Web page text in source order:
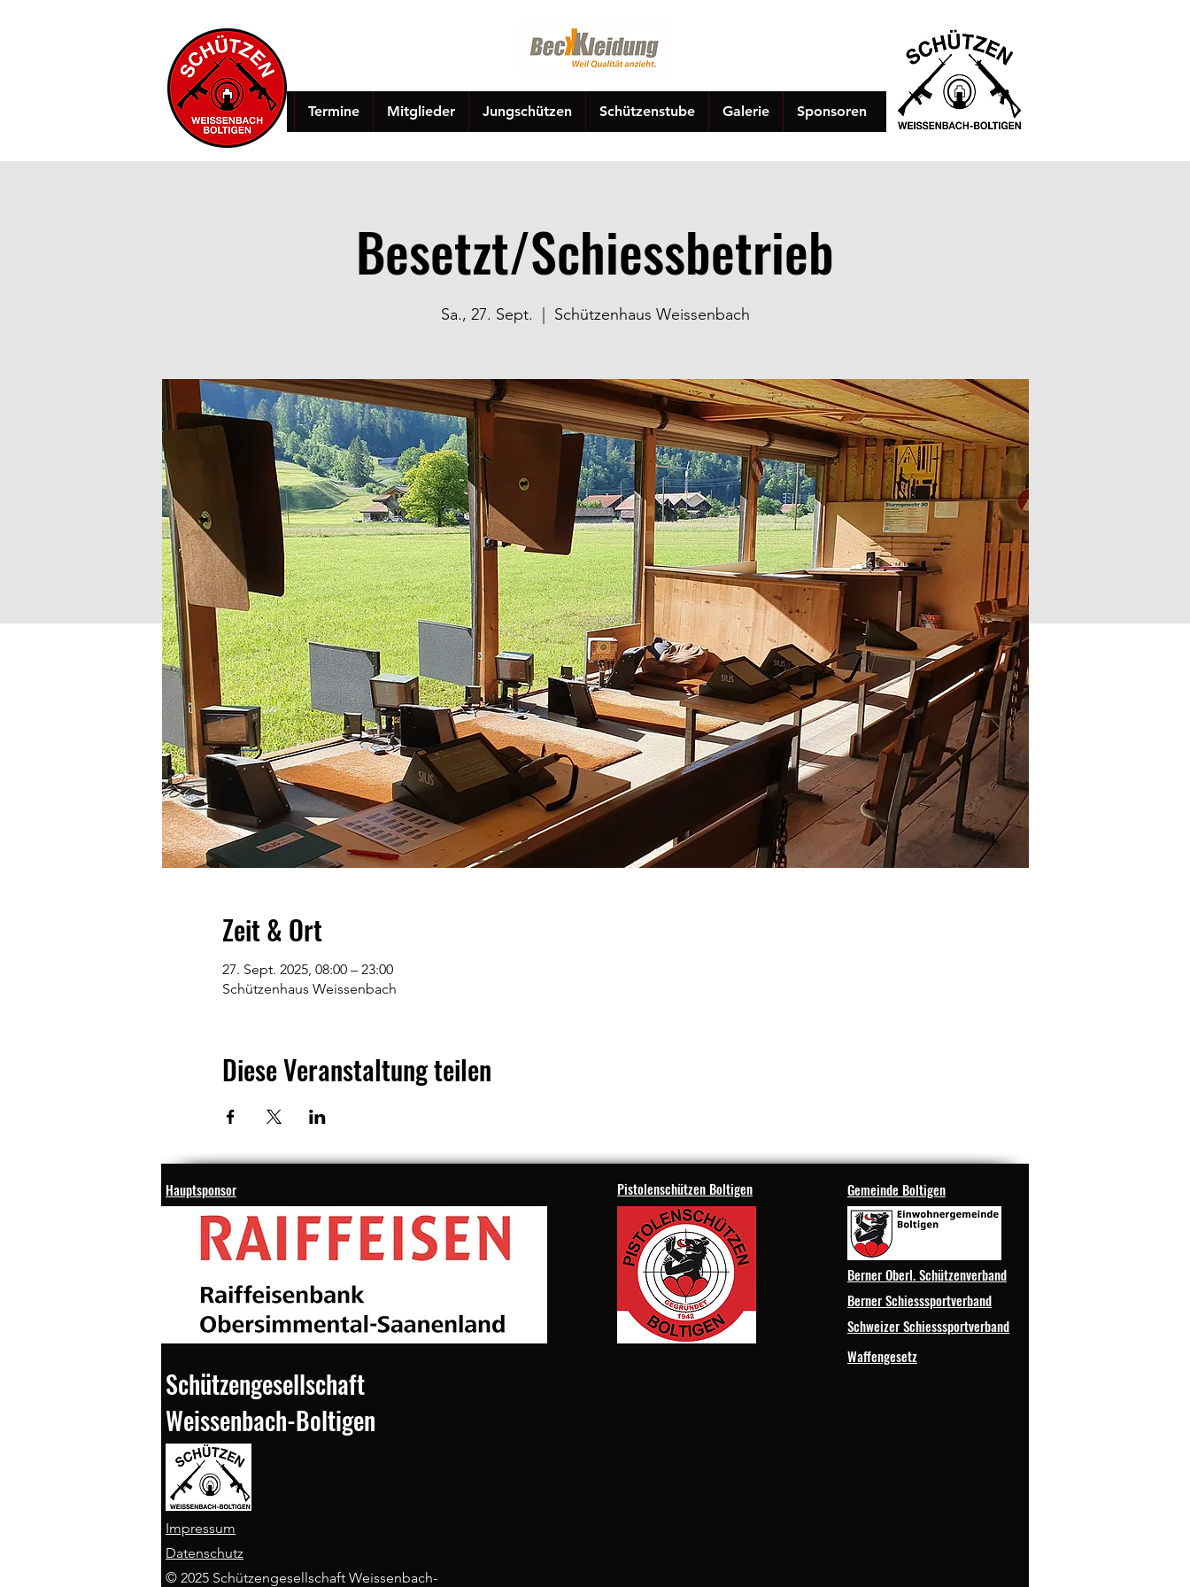
Termine Mitglieder Jungschützen Schützenstube Galerie Sponsoren
Besetzt/Schiessbetrieb
Sa., 27. Sept. Schützenhaus Weissenbach
Zeit & Ort
27. Sept. 2025, 08:00 – 23:00
Schützenhaus Weissenbach
Diese Veranstaltung teilen
Hauptsponsor Pistolenschützen Boltigen Gemeinde Boltigen
Berner Oberl. Schützenverband
Berner Schiesssportverband
Schweizer Schiesssportverband
Waffengesetz
Schützengesellschaft
Weissenbach-Boltigen
Impressum
Datenschutz
© 2025 Schützengesellschaft Weissenbach-